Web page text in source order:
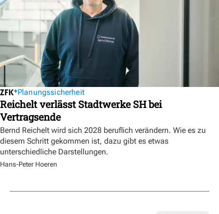
Planungssicherheit
Reichelt verlässt Stadtwerke SH bei
Vertragsende
Bernd Reichelt wird sich 2028 beruflich verändern. Wie es zu
diesem Schritt gekommen ist, dazu gibt es etwas
unterschiedliche Darstellungen.
Hans-Peter Hoeren